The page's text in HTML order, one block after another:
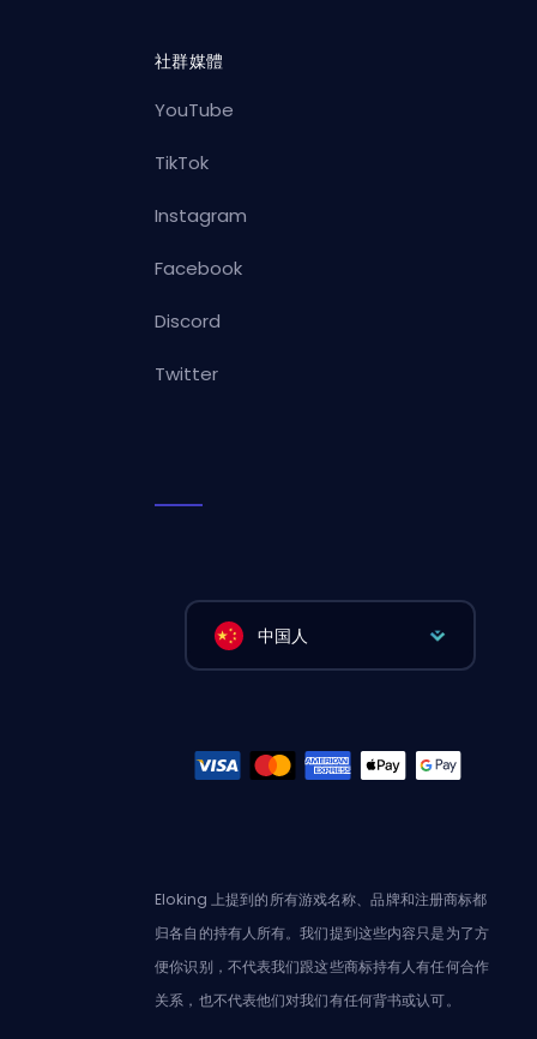
社群媒體
YouTube
TikTok
Instagram
Facebook
Discord
Twitter
中国人
Eloking 上提到的所有游戏名称、品牌和注册商标都
归各自的持有人所有。我们提到这些内容只是为了方
便你识别，不代表我们跟这些商标持有人有任何合作
关系，也不代表他们对我们有任何背书或认可。